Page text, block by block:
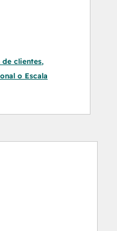
de clientes,
o Escala